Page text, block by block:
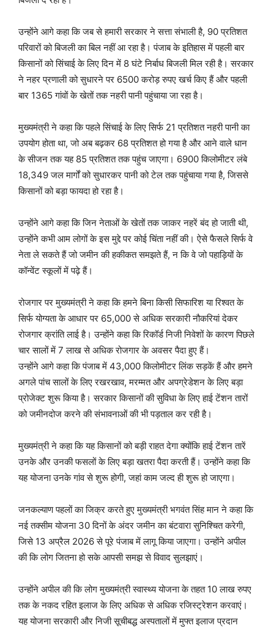
उन्होंने आगे कहा कि जब से हमारी सरकार ने सत्ता संभाली है, 90 प्रतिशत
परिवारों को बिजली का बिल नहीं आ रहा है। पंजाब के इतिहास में पहली बार
किसानों को सिंचाई के लिए दिन में 8 घंटे निर्बाध बिजली मिल रही है। सरकार
ने नहर प्रणाली को सुधारने पर 6500 करोड़ रुपए खर्च किए हैं और पहली
बार 1365 गांवों के खेतों तक नहरी पानी पहुंचाया जा रहा है।
मुख्यमंत्री ने कहा कि पहले सिंचाई के लिए सिर्फ 21 प्रतिशत नहरी पानी का
उपयोग होता था, जो अब बढ़कर 68 प्रतिशत हो गया है और आने वाले धान
के सीजन तक यह 85 प्रतिशत तक पहुंच जाएगा। 6900 किलोमीटर लंबे
18,349 जल मार्गों को सुधारकर पानी को टेल तक पहुंचाया गया है, जिससे
किसानों को बड़ा फायदा हो रहा है।
उन्होंने आगे कहा कि जिन नेताओं के खेतों तक जाकर नहरें बंद हो जाती थी,
उन्होंने कभी आम लोगों के इस मुद्दे पर कोई चिंता नहीं की। ऐसे फैसले सिर्फ वे
नेता ले सकते हैं जो जमीन की हकीकत समझते हैं, न कि वे जो पहाड़ियों के
कॉन्वेंट स्कूलों में पढ़े हैं।
रोजगार पर मुख्यमंत्री ने कहा कि हमने बिना किसी सिफारिश या रिश्वत के
सिर्फ योग्यता के आधार पर 65,000 से अधिक सरकारी नौकरियां देकर
रोजगार क्रांति लाई है। उन्होंने कहा कि रिकॉर्ड निजी निवेशों के कारण पिछले
चार सालों में 7 लाख से अधिक रोजगार के अवसर पैदा हुए हैं।
उन्होंने आगे कहा कि पंजाब में 43,000 किलोमीटर लिंक सड़कें हैं और हमने
अगले पांच सालों के लिए रखरखाव, मरम्मत और अपग्रेडेशन के लिए बड़ा
प्रोजेक्ट शुरू किया है। सरकार किसानों की सुविधा के लिए हाई टेंशन तारों
को जमीनदोज करने की संभावनाओं की भी पड़ताल कर रही है।
मुख्यमंत्री ने कहा कि यह किसानों को बड़ी राहत देगा क्योंकि हाई टेंशन तारें
उनके और उनकी फसलों के लिए बड़ा खतरा पैदा करती हैं। उन्होंने कहा कि
यह योजना उनके गांव से शुरू होगी, जहां काम जल्द ही शुरू हो जाएगा।
जनकल्याण पहलों का जिक्र करते हुए मुख्यमंत्री भगवंत सिंह मान ने कहा कि
नई तक्सीम योजना 30 दिनों के अंदर जमीन का बंटवारा सुनिश्चित करेगी,
जिसे 13 अप्रैल 2026 से पूरे पंजाब में लागू किया जाएगा। उन्होंने अपील
की कि लोग जितना हो सके आपसी समझ से विवाद सुलझाएं।
उन्होंने अपील की कि लोग मुख्यमंत्री स्वास्थ्य योजना के तहत 10 लाख रुपए
तक के नकद रहित इलाज के लिए अधिक से अधिक रजिस्ट्रेशन करवाएं।
यह योजना सरकारी और निजी सूचीबद्ध अस्पतालों में मुफ्त इलाज प्रदान